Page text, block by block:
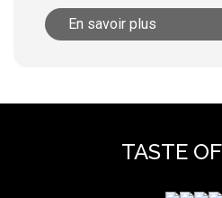
En savoir plus
TASTE